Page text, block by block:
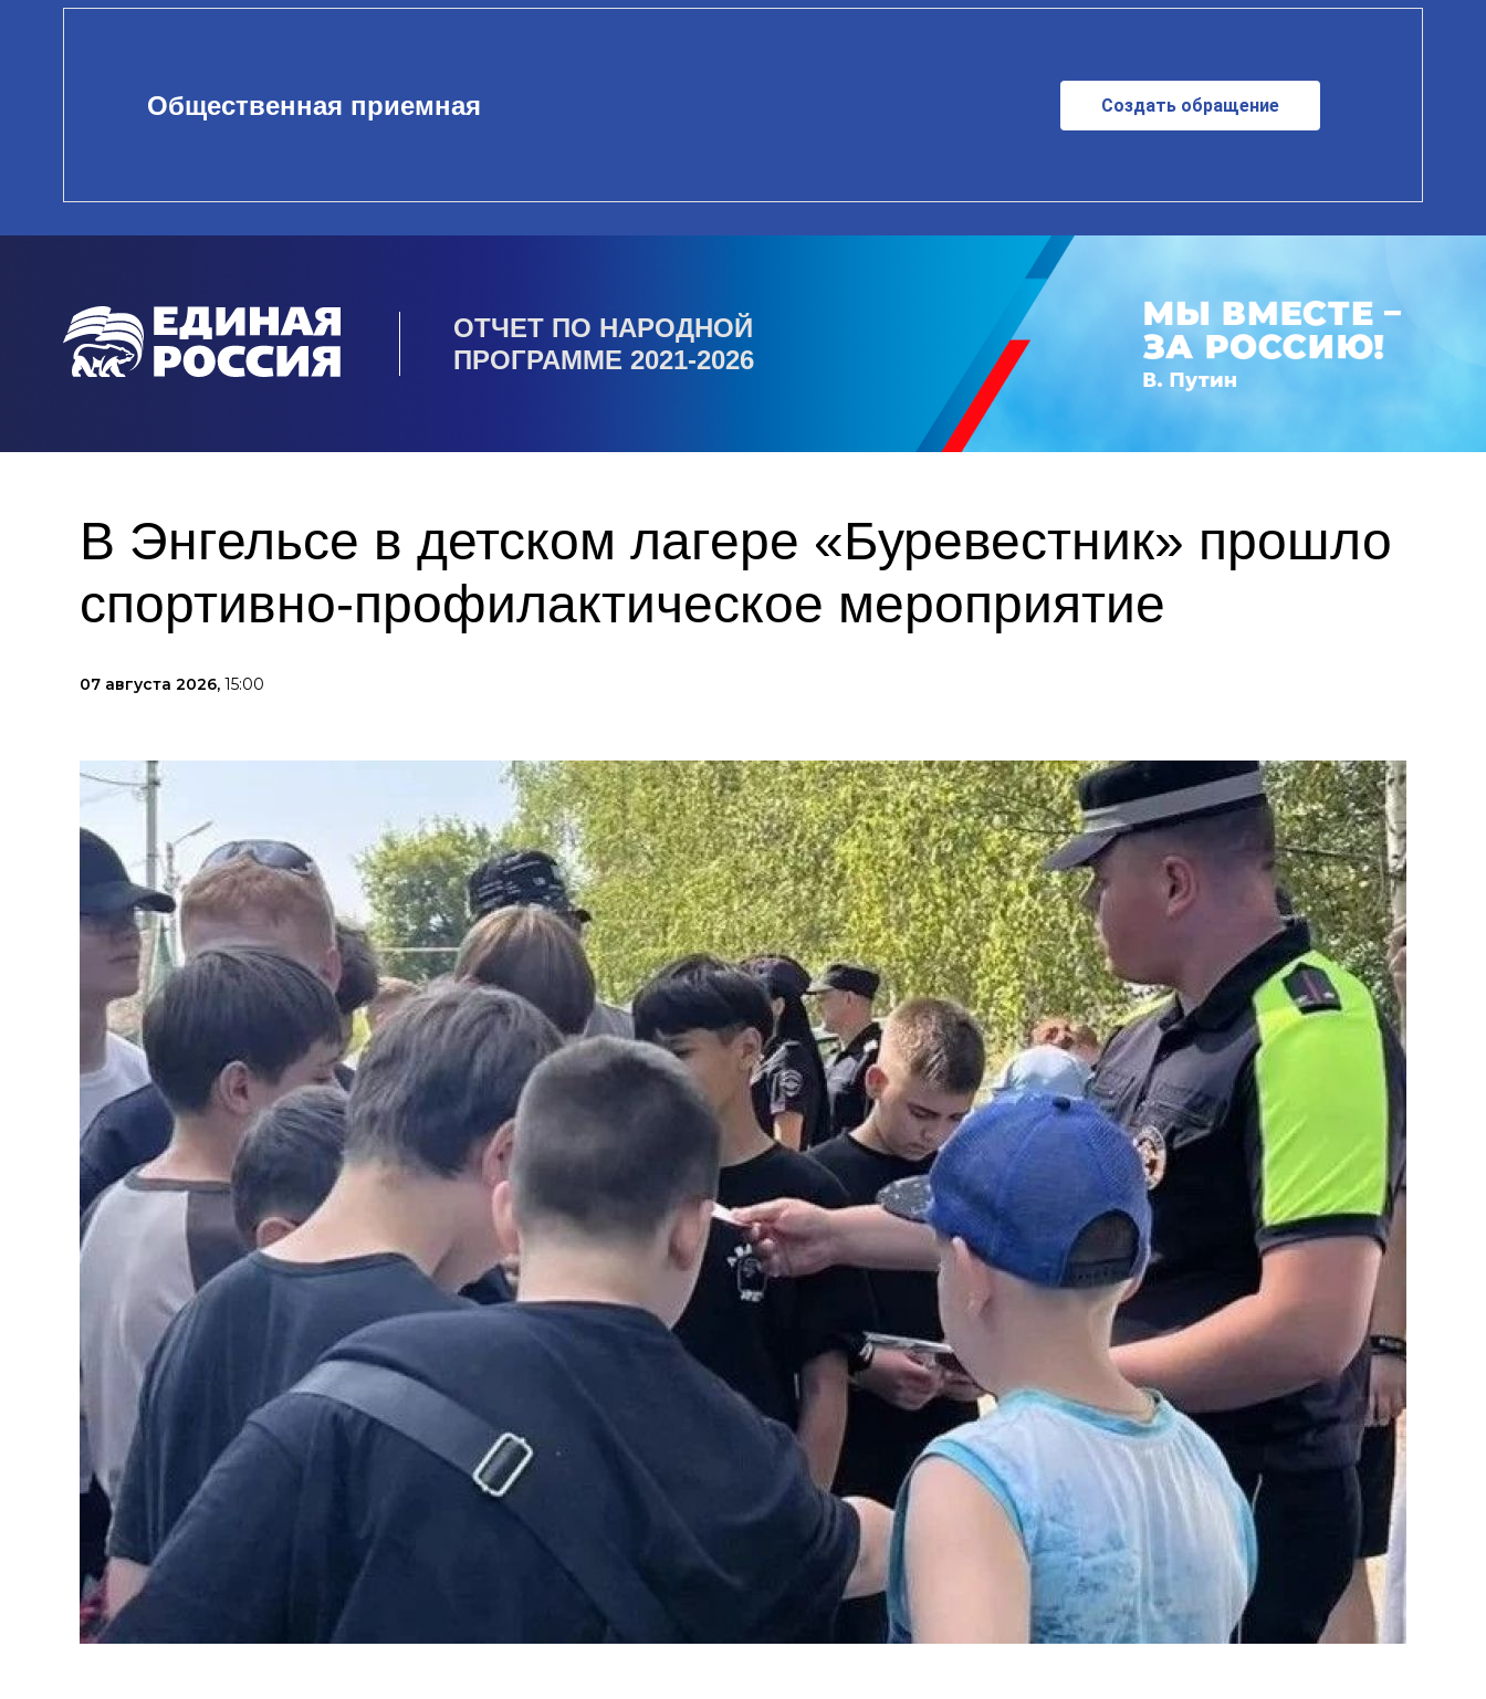
Общественная приемная Создать обращение
ОТЧЕТ ПО НАРОДНОЙ
ПРОГРАММЕ 2021-2026
В Энгельсе в детском лагере «Буревестник» прошло
спортивно-профилактическое мероприятие
07 августа 2026, 15:00